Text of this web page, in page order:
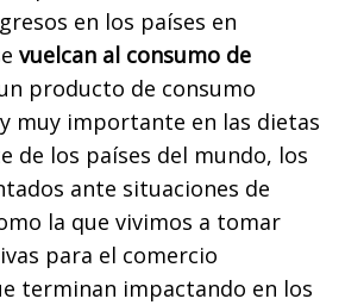
en los países en
vuelcan al consumo de
producto de consumo
muy importante en las dietas
de los países del mundo, los
ante situaciones de
la que vivimos a tomar
para el comercio
terminan impactando en los